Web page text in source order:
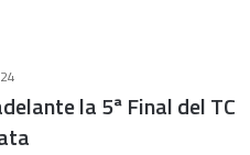
la 5ª Final del TC